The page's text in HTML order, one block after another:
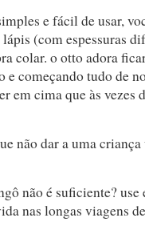
e fácil de usar,
(com espessuras
colar. o otto adora
e começando tudo de
em cima que às vezes
não dar a uma
não é suficiente? use
nas longas viagens